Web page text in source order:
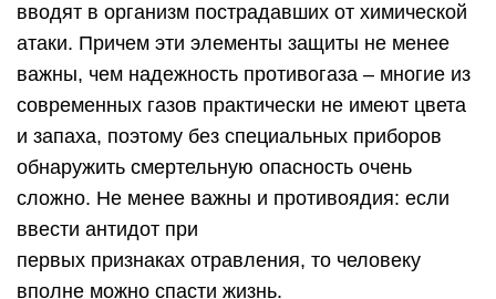
вводят в организм пострадавших от химической
атаки. Причем эти элементы защиты не менее
важны, чем надежность противогаза – многие из
современных газов практически не имеют цвета
и запаха, поэтому без специальных приборов
обнаружить смертельную опасность очень
сложно. Не менее важны и противоядия: если
ввести антидот при
первых признаках отравления, то человеку
вполне можно спасти жизнь.